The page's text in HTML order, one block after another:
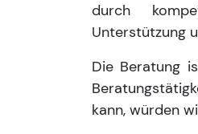
durch
Unterstützung
Die Beratung
kann, würden